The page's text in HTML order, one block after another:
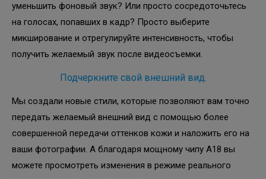
уменьшить фоновый звук? Или просто сосредоточьтесь
на голосах, попавших в кадр? Просто выберите
микширование и отрегулируйте интенсивность, чтобы
получить желаемый звук после видеосъемки.
Подчеркните свой внешний вид.
Мы создали новые стили, которые позволяют вам точно
передать желаемый внешний вид с помощью более
совершенной передачи оттенков кожи и наложить его на
ваши фотографии. А благодаря мощному чипу A18 вы
можете просмотреть изменения в режиме реального